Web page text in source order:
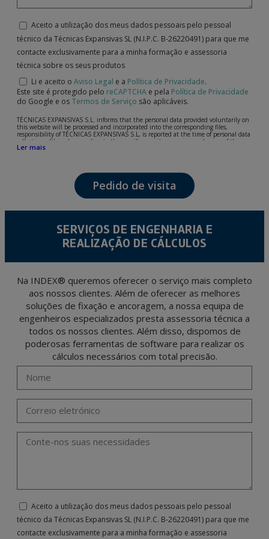
Aceito a utilização dos meus dados pessoais pelo pessoal
técnico da Técnicas Expansivas SL (N.I.P.C. B-26220491) para que me
contacte exclusivamente para a minha formação e assessoria
técnica sobre os seus produtos
Li e aceito o Aviso Legal e a Política de Privacidade.
Este site é protegido pelo reCAPTCHA e pela Política de Privacidade
do Google e os Termos de Serviço são aplicáveis.
TÉCNICAS EXPANSIVAS S.L. informs that the personal data provided voluntarily on
this website will be processed and incorporated into the corresponding files,
responsibility of TÉCNICAS EXPANSIVAS S.L, is reported at the time of personal data
collection, although, according to the specific case, its purpose may be any of the
following: attention to your referred request, complaint or question, established
The data in our files are strictly confidential and shall be treated with the utmost
confidentiality and shall comply with all the requirements provided for the General
Data Protection Regulation (GDPR) 2016.
According to Data Protection legislation, you are strongly advised not to send high-
encrypted. Should these details be sent, it is done so under your sole responsibility.
The user may at any time exercise their rights of access, rectification, cancellation
and opposition under the provisions of the General Data Protection Regulation
Portalada II | c/ Segador 13, 26006 | Logroño (La Rioja).
Ler mais
Pedido de visita
SERVIÇOS DE ENGENHARIA E
REALIZAÇÃO DE CÁLCULOS
Na INDEX® queremos oferecer o serviço mais completo
aos nossos clientes. Além de oferecer as melhores
soluções de fixação e ancoragem, a nossa equipa de
engenheiros especializados presta assessoria técnica a
todos os nossos clientes. Além disso, dispomos de
poderosas ferramentas de software para realizar os
cálculos necessários com total precisão.
Aceito a utilização dos meus dados pessoais pelo pessoal
técnico da Técnicas Expansivas SL (N.I.P.C. B-26220491) para que me
contacte exclusivamente para a minha formação e assessoria